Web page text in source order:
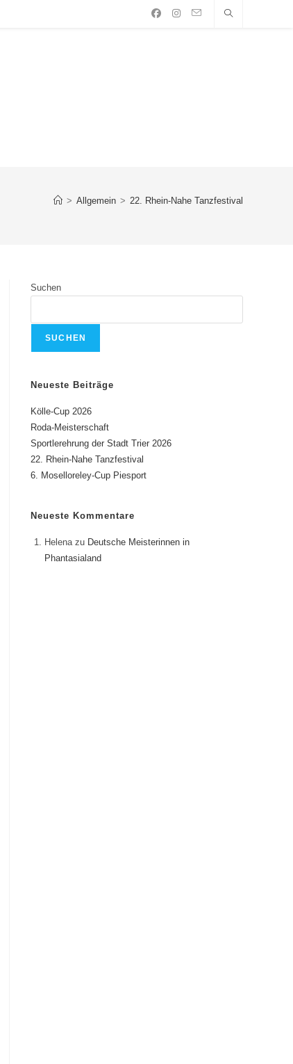
> Allgemein > 22. Rhein-Nahe Tanzfestival
Suchen
SUCHEN
Neueste Beiträge
Kölle-Cup 2026
Roda-Meisterschaft
Sportlerehrung der Stadt Trier 2026
22. Rhein-Nahe Tanzfestival
6. Moselloreley-Cup Piesport
Neueste Kommentare
Helenazu Deutsche Meisterinnen in
Phantasialand